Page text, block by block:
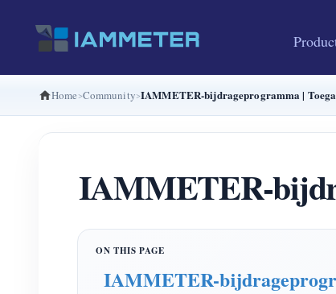
Home Community IAMMETER-bijdrageprogramma |
IAMMETER-
IAMMETER-